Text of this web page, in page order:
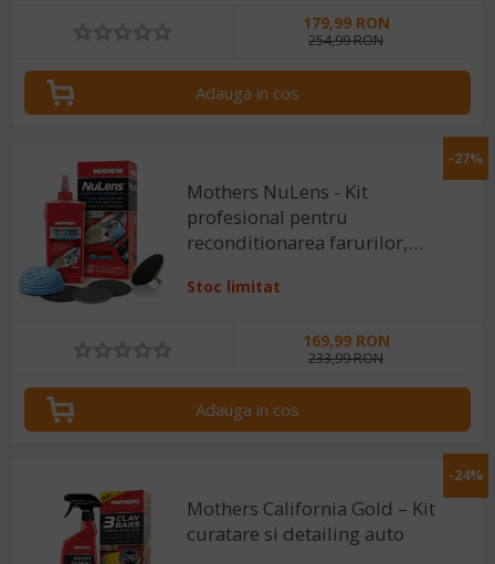
179,99 RON
254,99 RON
Adauga in cos
-27%
Mothers NuLens - Kit
profesional pentru
reconditionarea farurilor,
Stoc limitat
169,99 RON
233,99 RON
Adauga in cos
-24%
Mothers California Gold – Kit
curatare si detailing auto